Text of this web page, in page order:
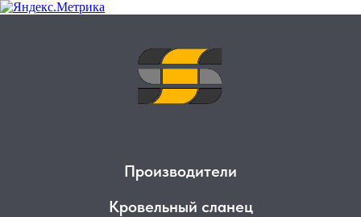
Производители
Кровельный сланец